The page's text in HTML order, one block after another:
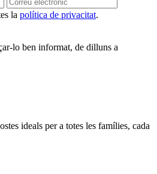
la política de privacitat.
lo ben informat, de dilluns a
ideals per a totes les famílies, cada